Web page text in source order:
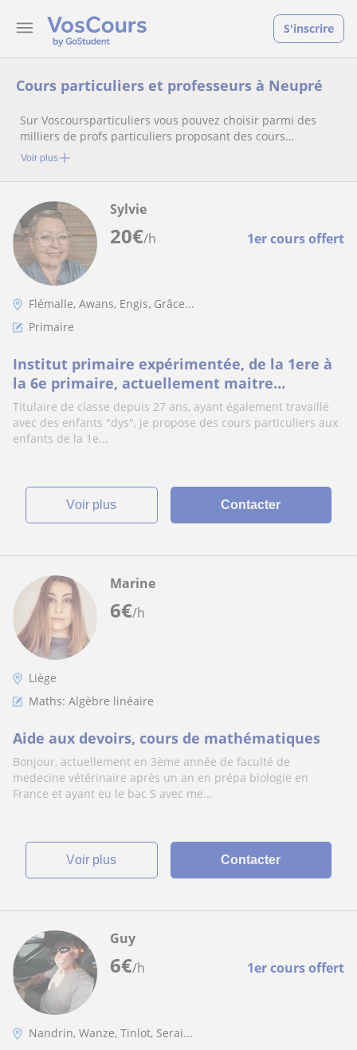
S'inscrire
Cours particuliers et professeurs à Neupré
Sur Voscoursparticuliers vous pouvez choisir parmi des
milliers de profs particuliers proposant des cours
particuliers
Voir plus
20€/h 1er cours offert
Sylvie
Flémalle, Awans, Engis, Grâce...
Primaire
Institut primaire expérimentée, de la 1ere à
la 6e primaire, actuellement maitre
d'accompagnement individualisé
Titulaire de classe depuis 27 ans, ayant également travaillé
avec des enfants "dys", je propose des cours particuliers aux
enfants de la 1e...
voir plus Contacter
6€/h
Marine
Liège
Maths: Algèbre linéaire
Aide aux devoirs, cours de mathématiques
Bonjour, actuellement en 3ème année de faculté de
medecine vétérinaire après un an en prépa biologie en
France et ayant eu le bac S avec me...
voir plus Contacter
6€/h 1er cours offert
Guy
Nandrin, Wanze, Tinlot, Serai...